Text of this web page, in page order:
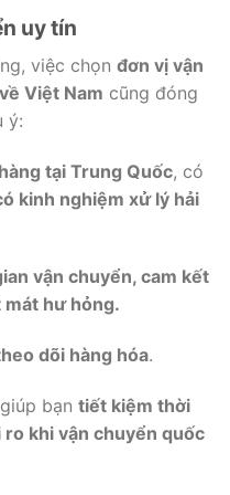
uy tín
việc chọn đơn vị vận
Việt Nam cũng đóng
ý:
tại Trung Quốc, có
kinh nghiệm xử lý hải
vận chuyển, cam kết
mát hư hỏng.
dõi hàng hóa.
bạn tiết kiệm thời
khi vận chuyển quốc